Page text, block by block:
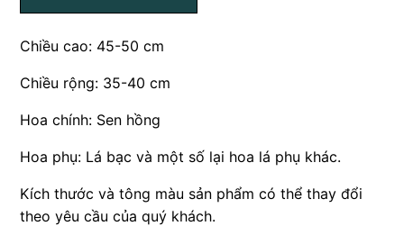
Chiều cao: 45-50 cm
Chiều rộng: 35-40 cm
Hoa chính: Sen hồng
Hoa phụ: Lá bạc và một số lại hoa lá phụ khác.
Kích thước và tông màu sản phẩm có thể thay đổi
theo yêu cầu của quý khách.